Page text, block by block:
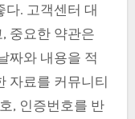
다. 고객센터 대
중요한 약관은
짜와 내용을 적
자료를 커뮤니티
, 인증번호를 반